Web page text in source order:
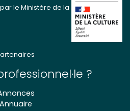
le Ministère de la
?
Annuaire